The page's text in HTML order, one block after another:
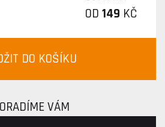
OD 149 KČ
DO KOŠÍKU
VÁM